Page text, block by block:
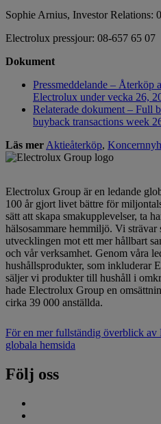
Sophie Arnius, Investor Relations:
Electrolux pressjour: 08-657 65 07
Dokument
Pressmeddelande – Återköp
Electrolux under vecka 26,
Relaterade dokument – Full
buyback transactions week
Läs mer Aktieåterköp,
Electrolux Group är en ledande
100 år gjort livet bättre för
sätt att skapa smakupplevelser, ta
hälsosammare hemmiljö. Vi strävar
utvecklingen mot ett mer hållbart
och vår verksamhet. Genom våra
hushållsprodukter, som inkluderar
säljer vi produkter till hushåll i
hade Electrolux Group en
cirka 39 000 anställda.
För en mer fullständig överblick
globala hemsida
Följ oss